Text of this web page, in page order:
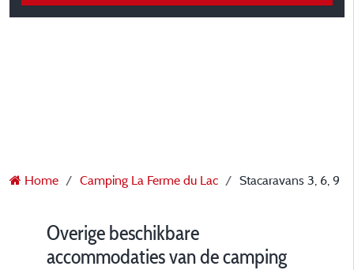
Home Camping La Ferme du Lac Stacaravans 3, 6, 9
Overige beschikbare
accommodaties van de camping